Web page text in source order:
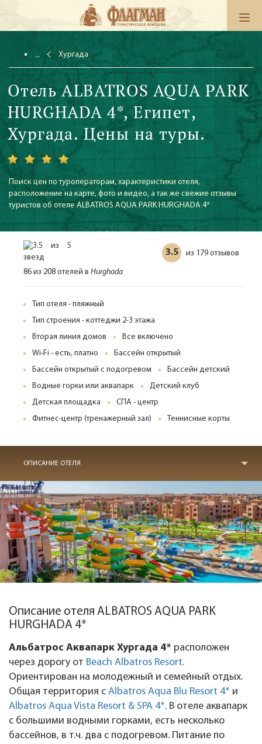
Хургада
Отель ALBATROS AQUA PARK
HURGHADA 4*, Египет,
Хургада. Цены на туры.
Поиск цен по туроператорам, характеристики отеля,
расположение на карте, фото и видео, а так же свежие отзывы
туристов об отеле ALBATROS AQUA PARK HURGHADA 4*
3.5 из 179 отзывов
86 из 208 отелей в Hurghada
Тип отеля - пляжный
Тип строения - коттеджи 2-3 этажа
Вторая линия домов
Все включено
Wi-Fi - есть, платно
Бассейн открытый
Бассейн открытый с подогревом
Бассейн детский
Водные горки или аквапарк
Детский клуб
Детская площадка
СПА - центр
Фитнес-центр (тренажерный зал)
Теннисные корты
ОПИСАНИЕ ОТЕЛЯ
Описание отеля ALBATROS AQUA PARK
HURGHADA 4*
Альбатрос Аквапарк Хургада 4* расположен
через дорогу от Beach Albatros Resort.
Ориентирован на молодежный и семейный отдых.
Общая территория с Albatros Aqua Blu Resort 4* и
Albatros Aqua Vista Resort & SPA 4*. В отеле аквапарк
с большими водными горками, есть несколько
бассейнов, в т.ч. два с подогревом. Питание по